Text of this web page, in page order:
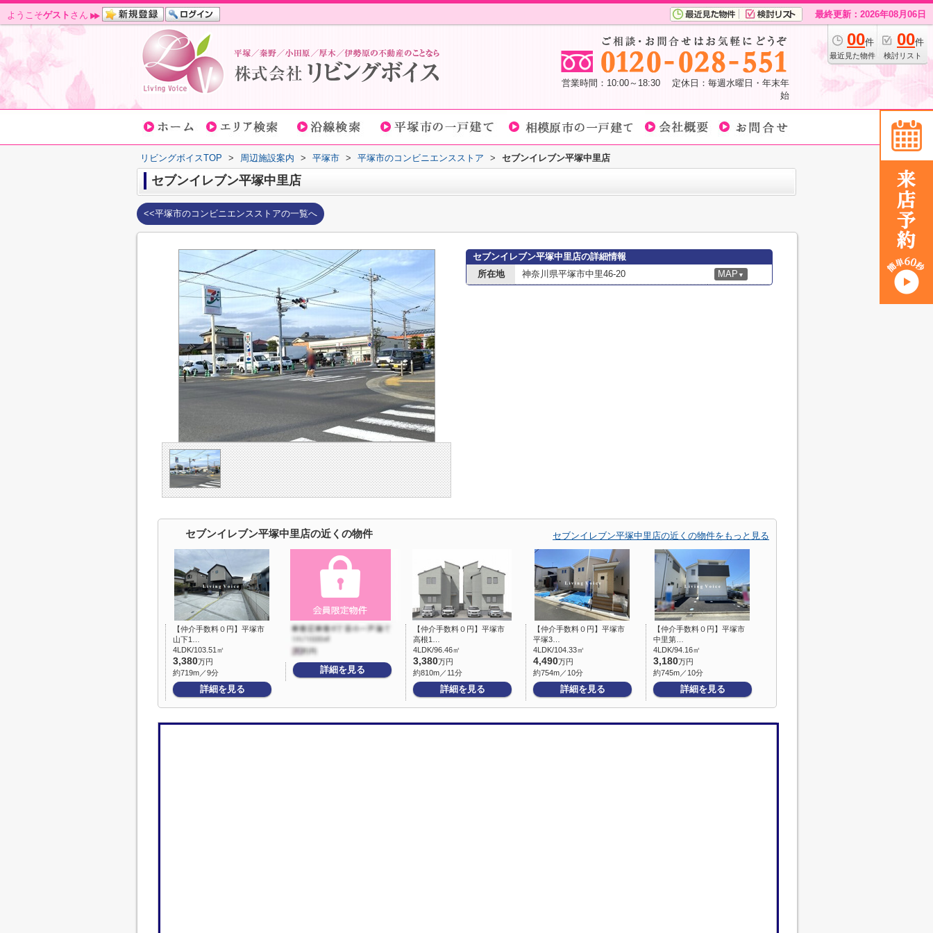
ようこそゲスト さん 最終更新：2026年08月06日
00件
最近見た物件
00件
検討リスト
営業時間：10:00～18:30 定休日：毎週水曜日・年末年
始
リビングボイスTOP > 周辺施設案内 > 平塚市 > 平塚市のコンビニエンスストア > セブンイレブン平塚中里店
セブンイレブン平塚中里店
<<平塚市のコンビニエンスストアの一覧へ
セブンイレブン平塚中里店の詳細情報
所在地
神奈川県平塚市中里46-20 MAP ▼
セブンイレブン平塚中里店の近くの物件 セブンイレブン平塚中里店の近くの物件をもっと見る
【仲介手数料０円】平塚市
山下1…
4LDK/103.51㎡
3,380万円
約719m／9分
詳細を見る
詳細を見る
【仲介手数料０円】平塚市
高根1…
4LDK/96.46㎡
3,380万円
約810m／11分
詳細を見る
【仲介手数料０円】平塚市
平塚3…
4LDK/104.33㎡
4,490万円
約754m／10分
詳細を見る
【仲介手数料０円】平塚市
中里第…
4LDK/94.16㎡
3,180万円
約745m／10分
詳細を見る